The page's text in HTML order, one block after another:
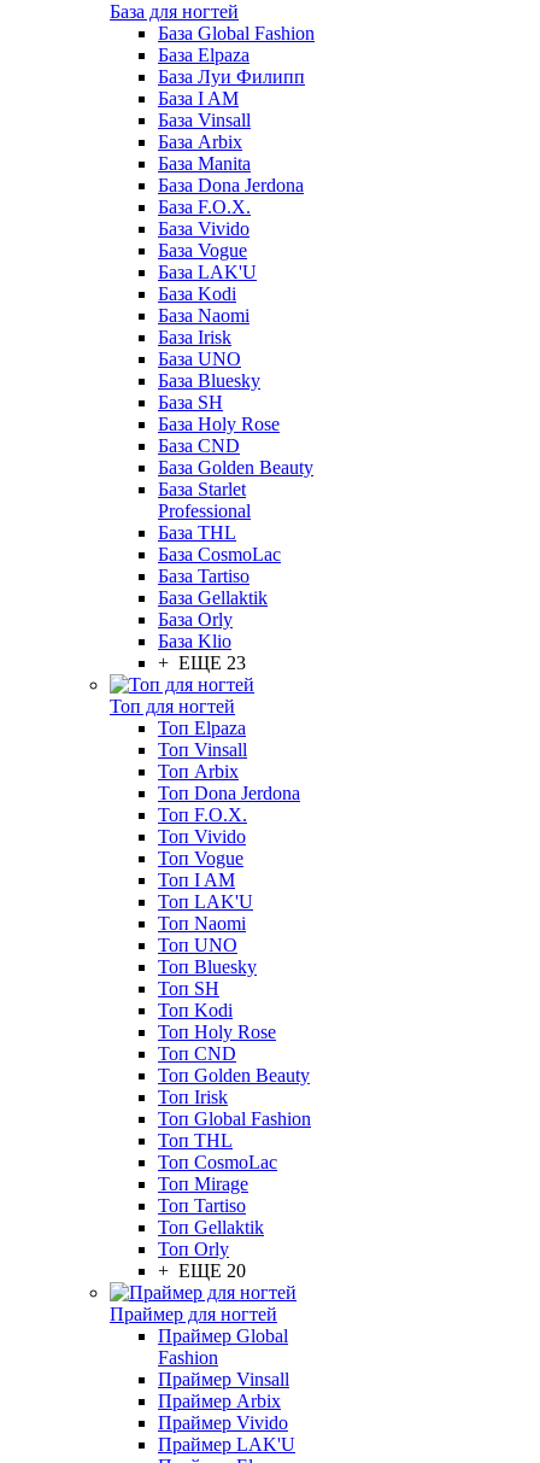
База для ногтей
База Global Fashion
База Elpaza
База Луи Филипп
База I AM
База Vinsall
База Arbix
База Manita
База Dona Jerdona
База F.O.X.
База Vivido
База Vogue
База LAK'U
База Kodi
База Naomi
База Irisk
База UNO
База Bluesky
База SH
База Holy Rose
База CND
База Golden Beauty
База Starlet
Professional
База THL
База CosmoLac
База Tartiso
База Gellaktik
База Orly
База Klio
+ ЕЩЕ 23
Топ для ногтей
Топ Elpaza
Топ Vinsall
Топ Arbix
Топ Dona Jerdona
Топ F.O.X.
Топ Vivido
Топ Vogue
Топ I AM
Топ LAK'U
Топ Naomi
Топ UNO
Топ Bluesky
Топ SH
Топ Kodi
Топ Holy Rose
Топ CND
Топ Golden Beauty
Топ Irisk
Топ Global Fashion
Топ THL
Топ CosmoLac
Топ Mirage
Топ Tartiso
Топ Gellaktik
Топ Orly
+ ЕЩЕ 20
Праймер для ногтей
Праймер Global
Fashion
Праймер Vinsall
Праймер Arbix
Праймер Vivido
Праймер LAK'U